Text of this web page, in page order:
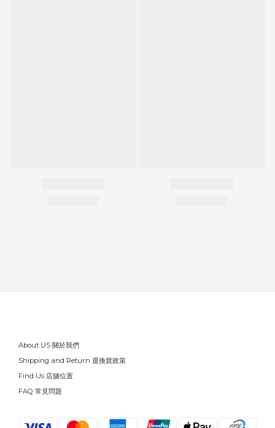
About US 關於我們
Shipping and Return 退換貨政策
Find Us 店舖位置
FAQ 常見問題